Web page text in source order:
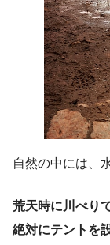
自然の中には、
荒天時に川べり
絶対にテントを